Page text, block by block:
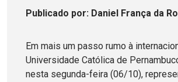
Publicado por: Daniel França da
Em mais um passo rumo à
Universidade Católica de
nesta segunda-feira (06/10),